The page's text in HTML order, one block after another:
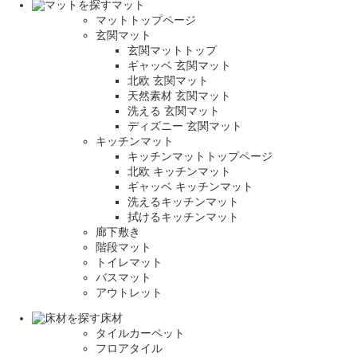
マット
マットトップページ
玄関マット
玄関マットトップ
ギャッベ 玄関マット
北欧 玄関マット
天然素材 玄関マット
洗える 玄関マット
ディズニー 玄関マット
キッチンマット
キッチンマットトップページ
北欧 キッチンマット
ギャッベ キッチンマット
洗えるキッチンマット
拭けるキッチンマット
廊下敷き
階段マット
トイレマット
バスマット
アウトレット
床材
タイルカーペット
フロアタイル